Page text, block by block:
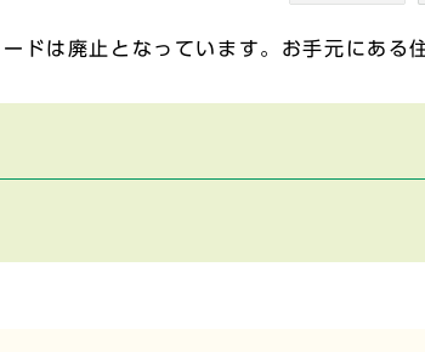
ドは廃止となっています。お手元にある